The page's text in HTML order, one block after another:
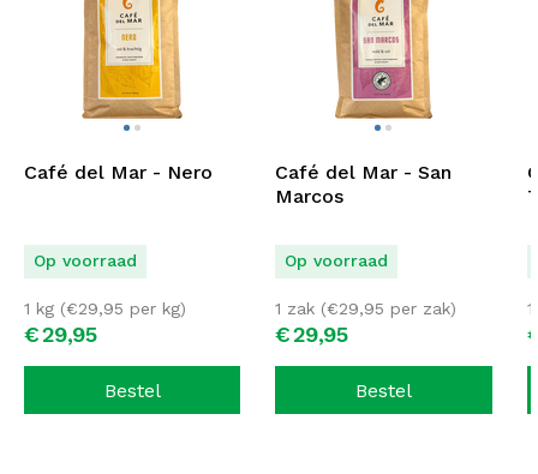
Café del Mar - Nero
Op voorraad
€29,95
1 kg (€29,95 per kg)
Bestel
Café del Mar - San
Marcos
Op voorraad
€29,95
1 zak (€29,95 per zak)
Bestel